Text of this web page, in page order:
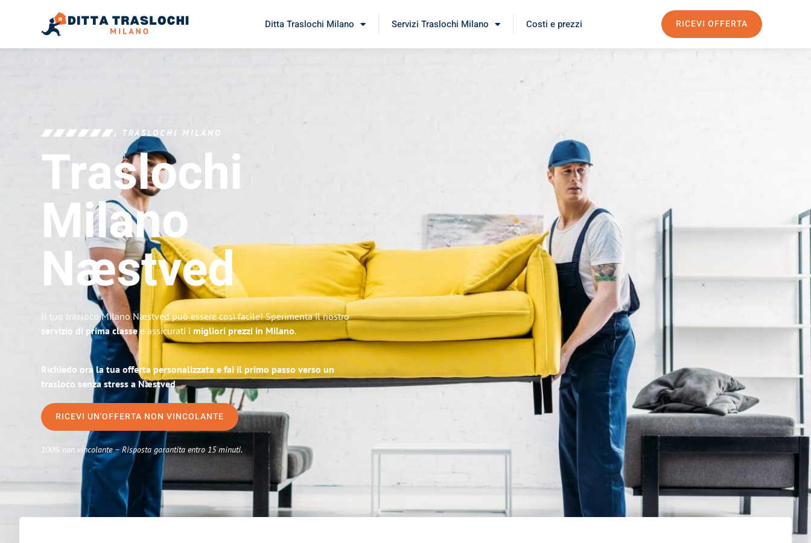
Ditta Traslochi Milano Servizi Traslochi Milano Costi e prezzi RICEVI OFFERTA
TRASLOCHI MILANO
Traslochi
Milano
Næstved
Il tuo trasloco Milano Næstved può essere così facile! Sperimenta il nostro
servizio di prima classee assicurati i migliori prezzi in Milano.
Richiedo ora la tua offerta personalizzata e fai il primo passo verso un
trasloco senza stress a Næstved
RICEVI UN'OFFERTA NON VINCOLANTE
100% non vincolante – Risposta garantita entro 15 minuti.